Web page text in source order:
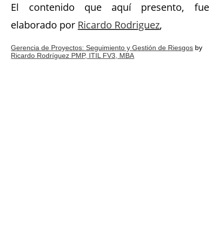
El contenido que aquí presento, fue
elaborado por Ricardo Rodriguez,
Gerencia de Proyectos: Seguimiento y Gestión de Riesgos by
Ricardo Rodríguez PMP, ITIL FV3, MBA